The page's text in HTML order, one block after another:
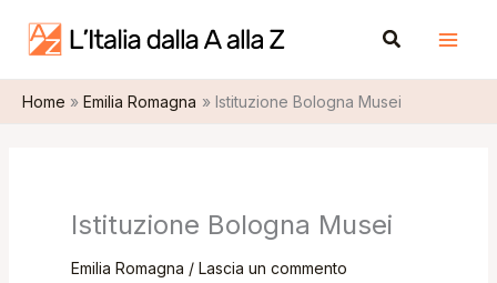
contenuto
Cerca
Home Emilia Romagna Istituzione Bologna Musei
Istituzione Bologna Musei
Emilia Romagna / Lascia un commento
c
h